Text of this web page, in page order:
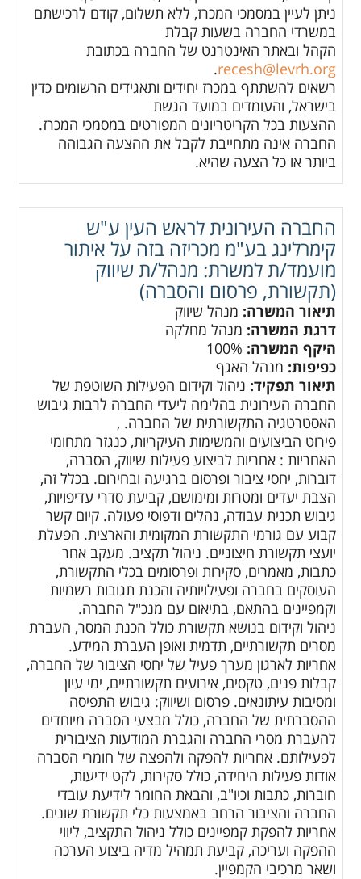
ניתן לעיין במסמכי המכרז, ללא תשלום, קודם לרכישתם
במשרדי החברה בשעות קבלת
הקהל ובאתר האינטרנט של החברה בכתובת
recesh@levrh.org
.
רשאים להשתתף במכרז יחידים ותאגידים הרשומים כדין
בישראל, והעומדים במועד הגשת
ההצעות בכל הקריטריונים המפורטים במסמכי המכרז.
החברה אינה מתחייבת לקבל את ההצעה הגבוהה
ביותר או כל הצעה שהיא.
החברה העירונית לראש העין ע"ש
קימרלינג בע"מ מכריזה בזה על איתור
מועמד/ת למשרת: מנהל/ת שיווק
(תקשורת, פרסום והסברה)
תיאור המשרה: מנהל שיווק
דרגת המשרה: מנהל מחלקה
היקף המשרה: 100%
כפיפות: מנהל האגף
תיאור תפקיד: ניהול וקידום הפעילות השוטפת של
החברה העירונית בהלימה ליעדי החברה לרבות גיבוש
האסטרטגיה התקשורתית של החברה. ,
פירוט הביצועים והמשימות העיקריות, כנגזר מתחומי
האחריות : אחריות לביצוע פעילות שיווק, הסברה,
דוברות, יחסי ציבור ופרסום ברגיעה ובחירום. בכלל זה,
הצבת יעדים ומטרות ומימושם, קביעת סדרי עדיפויות,
גיבוש תכנית עבודה, נהלים ודפוסי פעולה. קיום קשר
קבוע עם גורמי התקשורת המקומית והארצית. הפעלת
יועצי תקשורת חיצוניים. ניהול תקציב. מעקב אחר
כתבות, מאמרים, סקירות ופרסומים בכלי התקשורת,
העוסקים בחברה ופעילויותיה והכנת תגובות רשמיות
וקמפיינים בהתאם, בתיאום עם מנכ"ל החברה.
ניהול וקידום בנושא תקשורת כולל הכנת המסר, העברת
מסרים תקשורתיים, תדמית ואופן העברת המידע.
אחריות לארגון מערך פעיל של יחסי הציבור של החברה,
קבלות פנים, טקסים, אירועים תקשורתיים, ימי עיון
ומסיבות עיתונאים. פרסום ושיווק: גיבוש התפיסה
ההסברתית של החברה, כולל מבצעי הסברה מיוחדים
להעברת מסרי החברה והגברת המודעות הציבורית
לפעילותם. אחריות להפקה ולהפצה של חומרי הסברה
אודות פעילות היחידה, כולל סקירות, לקט ידיעות,
חוברות, כתבות וכיו"ב, והבאת החומר לידיעת עובדי
החברה והציבור הרחב באמצעות כלי תקשורת שונים.
אחריות להפקת קמפיינים כולל ניהול התקציב, ליווי
ההפקה ועריכה, קביעת תמהיל מדיה ביצוע הערכה
ושאר מרכיבי הקמפיין.